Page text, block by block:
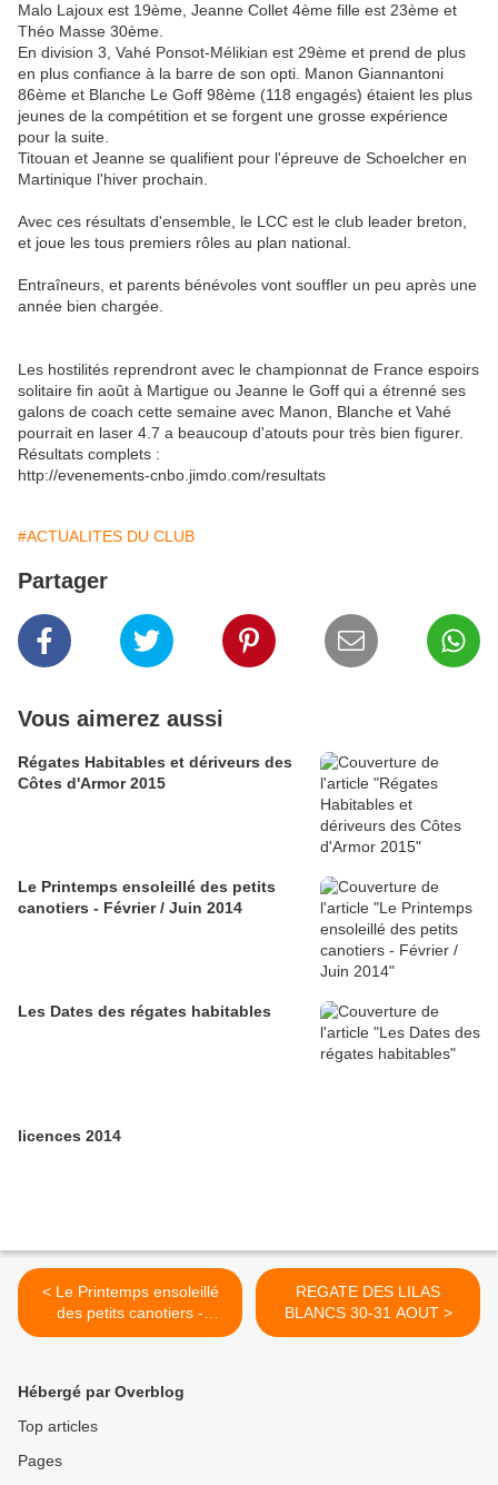
Malo Lajoux est 19ème, Jeanne Collet 4ème fille est 23ème et
Théo Masse 30ème.
En division 3, Vahé Ponsot-Mélikian est 29ème et prend de plus
en plus confiance à la barre de son opti. Manon Giannantoni
86ème et Blanche Le Goff 98ème (118 engagés) étaient les plus
jeunes de la compétition et se forgent une grosse expérience
pour la suite.
Titouan et Jeanne se qualifient pour l'épreuve de Schoelcher en
Martinique l'hiver prochain.
Avec ces résultats d'ensemble, le LCC est le club leader breton,
et joue les tous premiers rôles au plan national.
Entraîneurs, et parents bénévoles vont souffler un peu après une
année bien chargée.
Les hostilités reprendront avec le championnat de France espoirs
solitaire fin août à Martigue ou Jeanne le Goff qui a étrenné ses
galons de coach cette semaine avec Manon, Blanche et Vahé
pourrait en laser 4.7 a beaucoup d'atouts pour très bien figurer.
Résultats complets :
http://evenements-cnbo.jimdo.com/resultats
#ACTUALITES DU CLUB
Partager
Vous aimerez aussi
Régates Habitables et dériveurs des
Côtes d'Armor 2015
Le Printemps ensoleillé des petits
canotiers - Février / Juin 2014
Les Dates des régates habitables
licences 2014
< Le Printemps ensoleillé
des petits canotiers -
Février / Juin 2014
REGATE DES LILAS
BLANCS 30-31 AOUT >
Hébergé par Overblog
Top articles
Pages